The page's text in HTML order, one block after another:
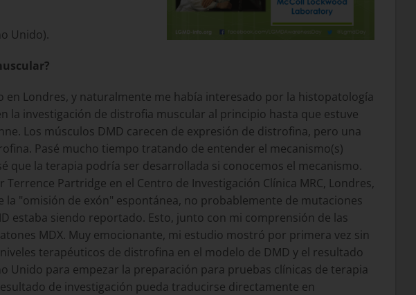
Unido).
Londres, y naturalmente me había interesado por la histopatología
investigación de distrofia muscular al principio hasta que estuve
Los músculos DMD carecen de expresión de distrofina, pero una
Pasé mucho tiempo tratando de entender el mecanismo(s)
que la terapia podría ser desarrollada si conocemos el mecanismo.
Partridge en el Centro de Investigación Clínica MRC, Londres,
"omisión de exón" espontánea, no probablemente de mutaciones
estaba siendo reportado. Esto, junto con mi comprensión de las
MDX. Muy emocionante, mi estudio mostró por primera vez sin
terapéuticos de distrofina en el modelo de DMD y el resultado
Unido para empezar la preparación para pruebas clínicas de terapia
de investigación pueda traducirse directamente en